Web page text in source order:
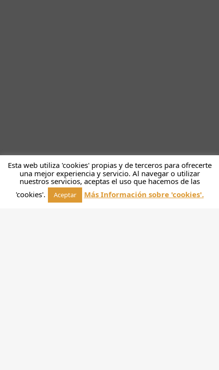
Esta web utiliza 'cookies' propias y de terceros para ofrecerte
una mejor experiencia y servicio. Al navegar o utilizar
nuestros servicios, aceptas el uso que hacemos de las
'cookies'.
Aceptar Más Información sobre 'cookies'.